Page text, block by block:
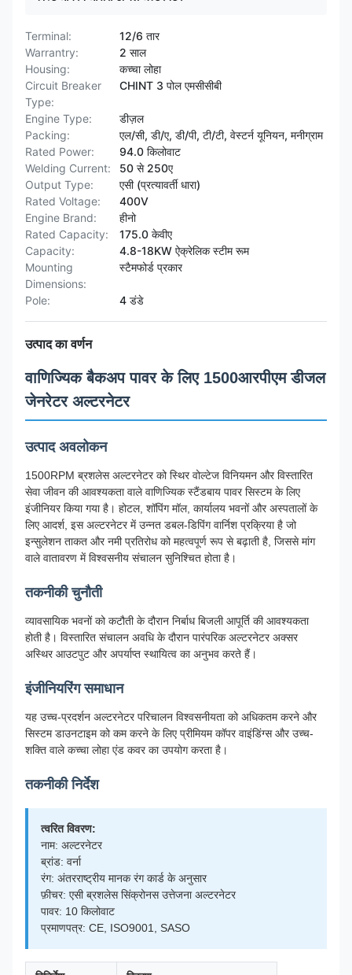
Terminal:
12/6 तार
Warrantry:
2 साल
Housing:
कच्चा लोहा
Circuit Breaker
Type:
CHINT 3 पोल एमसीसीबी
Engine Type:
डीज़ल
Packing:
एल/सी, डी/ए, डी/पी, टी/टी, वेस्टर्न यूनियन, मनीग्राम
Rated Power:
94.0 किलोवाट
Welding Current:
50 से 250ए
Output Type:
एसी (प्रत्यावर्ती धारा)
Rated Voltage:
400V
Engine Brand:
हीनो
Rated Capacity:
175.0 केवीए
Capacity:
4.8-18KW ऐक्रेलिक स्टीम रूम
Mounting
Dimensions:
स्टैमफोर्ड प्रकार
Pole: 4 डंडे
उत्पाद का वर्णन
वाणिज्यिक बैकअप पावर के लिए 1500आरपीएम डीजल
जेनरेटर अल्टरनेटर
उत्पाद अवलोकन
1500RPM ब्रशलेस अल्टरनेटर को स्थिर वोल्टेज विनियमन और विस्तारित
सेवा जीवन की आवश्यकता वाले वाणिज्यिक स्टैंडबाय पावर सिस्टम के लिए
इंजीनियर किया गया है। होटल, शॉपिंग मॉल, कार्यालय भवनों और अस्पतालों के
लिए आदर्श, इस अल्टरनेटर में उन्नत डबल-डिपिंग वार्निश प्रक्रिया है जो
इन्सुलेशन ताकत और नमी प्रतिरोध को महत्वपूर्ण रूप से बढ़ाती है, जिससे मांग
वाले वातावरण में विश्वसनीय संचालन सुनिश्चित होता है।
तकनीकी चुनौती
व्यावसायिक भवनों को कटौती के दौरान निर्बाध बिजली आपूर्ति की आवश्यकता
होती है। विस्तारित संचालन अवधि के दौरान पारंपरिक अल्टरनेटर अक्सर
अस्थिर आउटपुट और अपर्याप्त स्थायित्व का अनुभव करते हैं।
इंजीनियरिंग समाधान
यह उच्च-प्रदर्शन अल्टरनेटर परिचालन विश्वसनीयता को अधिकतम करने और
सिस्टम डाउनटाइम को कम करने के लिए प्रीमियम कॉपर वाइंडिंग्स और उच्च-
शक्ति वाले कच्चा लोहा एंड कवर का उपयोग करता है।
तकनीकी निर्देश
त्वरित विवरण:
नाम: अल्टरनेटर
ब्रांड: वर्ना
रंग: अंतरराष्ट्रीय मानक रंग कार्ड के अनुसार
फ़ीचर: एसी ब्रशलेस सिंक्रोनस उत्तेजना अल्टरनेटर
पावर: 10 किलोवाट
प्रमाणपत्र: CE, ISO9001, SASO